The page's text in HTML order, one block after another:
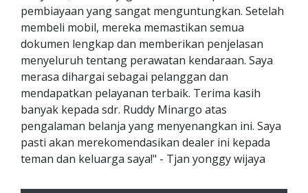
pembiayaan yang sangat menguntungkan. Setelah
membeli mobil, mereka memastikan semua
dokumen lengkap dan memberikan penjelasan
menyeluruh tentang perawatan kendaraan. Saya
merasa dihargai sebagai pelanggan dan
mendapatkan pelayanan terbaik. Terima kasih
banyak kepada sdr. Ruddy Minargo atas
pengalaman belanja yang menyenangkan ini. Saya
pasti akan merekomendasikan dealer ini kepada
teman dan keluarga saya!" - Tjan yonggy wijaya